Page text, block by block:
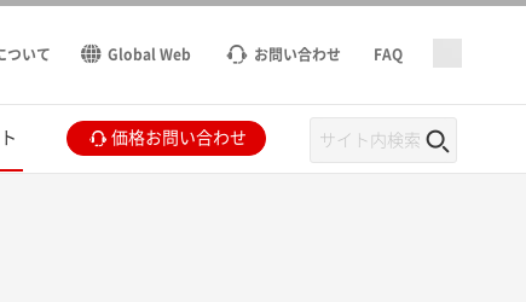
ついて Global Web お問い合わせ FAQ
価格お問い合わせ